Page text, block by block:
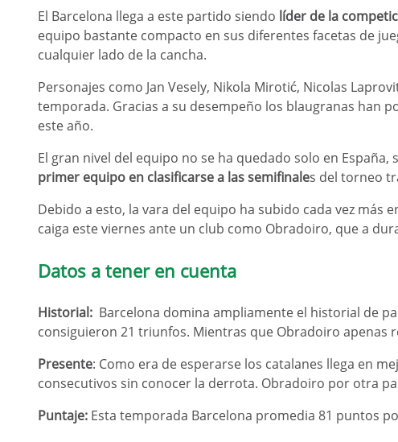
El Barcelona llega a este partido siendo líder de la
equipo bastante compacto en sus diferentes facetas de
cualquier lado de la cancha.
Personajes como Jan Vesely, Nikola Mirotić, Nicolas
temporada. Gracias a su desempeño los blaugranas han
este año.
El gran nivel del equipo no se ha quedado solo en
primer equipo en clasificarse a las semifinales del torneo
Debido a esto, la vara del equipo ha subido cada vez
caiga este viernes ante un club como Obradoiro, que a
Datos a tener en cuenta
Historial: Barcelona domina ampliamente el historial de
consiguieron 21 triunfos. Mientras que Obradoiro apenas
Presente: Como era de esperarse los catalanes llega en
consecutivos sin conocer la derrota. Obradoiro por otra
Puntaje: Esta temporada Barcelona promedia 81 puntos